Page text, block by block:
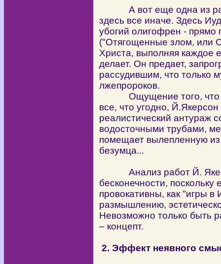
А вот еще одна из
здесь все иначе. Здесь
убогий олигофрен - прямо
("Отягощенные злом, или
Христа, выполняя каждое
делает. Он предает,
рассудившим, что только
лжепророков.
Ощущение того, что
все, что угодно,
реалистический антураж
водосточными трубами,
помещает вылепленную из
безумца...
Анализ работ Й.
бесконечности,
провокативны, как "игры
размышлению,
Невозможно только быть
– концепт.
2. Эффект неявного